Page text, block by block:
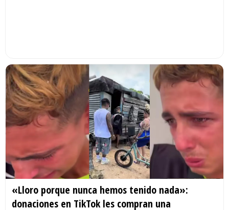
«Lloro porque nunca hemos tenido nada»:
donaciones en TikTok les compran una